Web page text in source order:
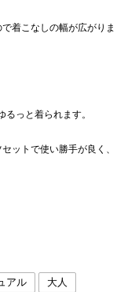
着こなしの幅が広がりま
っと着られます。
ットで使い勝手が良く、
アル 大人